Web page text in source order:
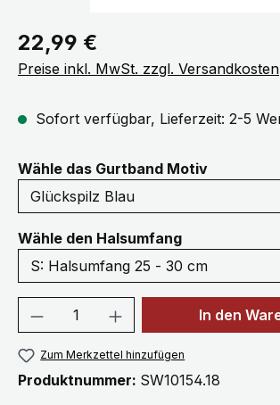
Regulärer Preis:
22,99 €
Preise inkl. MwSt. zzgl. Versandkosten
Sofort verfügbar, Lieferzeit: 2-5
Wähle das Gurtband Motivauswählen
Wähle den Halsumfangauswählen
Produkt Anzahl: Gib den
In den
Zum Merkzettel hinzufügen
Produktnummer: SW10154.18